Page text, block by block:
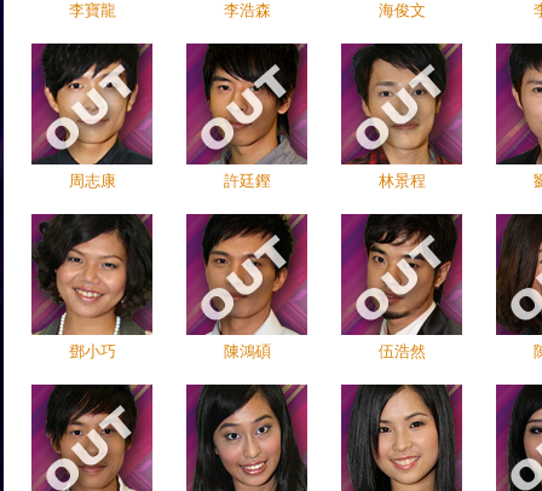
李寶龍 李浩森 海俊文
周志康 許廷鏗 林景程
鄧小巧 陳鴻碩 伍浩然